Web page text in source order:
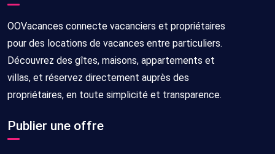
OOVacances connecte vacanciers et propriétaires
pour des locations de vacances entre particuliers.
Découvrez des gîtes, maisons, appartements et
villas, et réservez directement auprès des
propriétaires, en toute simplicité et transparence.
Publier une offre